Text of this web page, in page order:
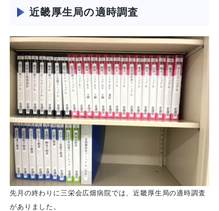
近畿厚生局の適時調査
先月の終わりに三栄会広畑病院では、近畿厚生局の適時調査
がありました。